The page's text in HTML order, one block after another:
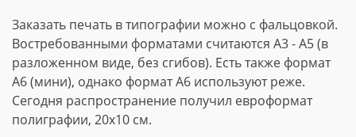
Заказать печать в типографии можно с фальцовкой.
Востребованными форматами считаются А3 - А5 (в
разложенном виде, без сгибов). Есть также формат
А6 (мини), однако формат А6 используют реже.
Сегодня распространение получил евроформат
полиграфии, 20х10 см.